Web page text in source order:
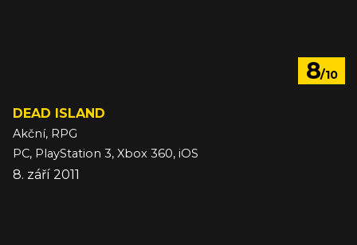
8/10
DEAD ISLAND
Akční, RPG
PC, PlayStation 3, Xbox 360, iOS
8. září 2011